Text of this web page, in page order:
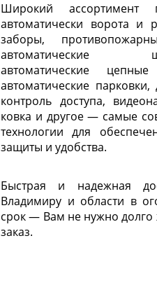
Широкий ассортимент
автоматически ворота и
заборы,
автоматические
автоматические
автоматические
контроль доступа,
ковка и другое — самые
технологии для
защиты и удобства.
Быстрая и надежная
Владимиру и области в
срок — Вам не нужно долго
заказ.